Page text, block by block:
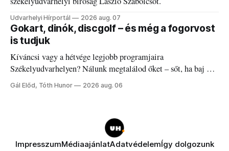
Udvarhelyi Hírportál 2026 aug. 07
Gokart, dinók, discgolf – és még a fogorvost
is tudjuk
Kíváncsi vagy a hétvége legjobb programjaira
Székelyudvarhelyen? Nálunk megtalálod őket – sőt, ha baj van
a fogaddal, a fogorvosi ügyeletet is!
Gál Előd, Tóth Hunor 2026 aug. 06
ImpresszumMédiaajánlatAdatvédelemÍgy dolgozunk